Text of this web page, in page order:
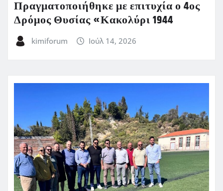
Πραγματοποιήθηκε με επιτυχία ο 4ος
Δρόμος Θυσίας «Κακολύρι 1944
kimiforum Ιούλ 14, 2026